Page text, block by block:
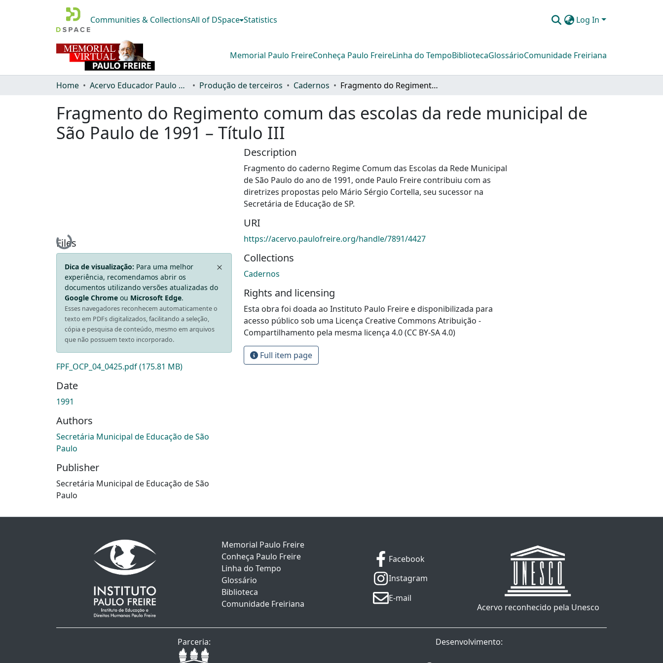
Communities & CollectionsAll of DSpace Statistics Log In
Memorial Paulo FreireConheça Paulo FreireLinha do TempoBibliotecaGlossárioComunidade Freiriana
Home Acervo Educador Paulo Freire Produção de terceiros Cadernos Fragmento do Regimento comum das escolas da rede municipal de São Paulo de 1991 – Título III
Fragmento do Regimento comum das escolas da rede municipal de
São Paulo de 1991 – Título III
Loading...
Files
Dica de visualização: Para uma melhor
experiência, recomendamos abrir os
documentos utilizando versões atualizadas do
Google Chrome ou Microsoft Edge.
Esses navegadores reconhecem automaticamente o
texto em PDFs digitalizados, facilitando a seleção,
cópia e pesquisa de conteúdo, mesmo em arquivos
que não possuem texto incorporado.
FPF_OCP_04_0425.pdf(175.81 MB)
Date
1991
Authors
Secretária Municipal de Educação de São
Paulo
Publisher
Secretária Municipal de Educação de São
Paulo
Description
Fragmento do caderno Regime Comum das Escolas da Rede Municipal
de São Paulo do ano de 1991, onde Paulo Freire contribuiu com as
diretrizes propostas pelo Mário Sérgio Cortella, seu sucessor na
Secretária de Educação de SP.
URI
https://acervo.paulofreire.org/handle/7891/4427
Collections
Cadernos
Rights and licensing
Esta obra foi doada ao Instituto Paulo Freire e disponibilizada para
acesso público sob uma Licença Creative Commons Atribuição -
Compartilhamento pela mesma licença 4.0 (CC BY-SA 4.0)
Full item page
Memorial Paulo Freire
Conheça Paulo Freire
Linha do Tempo
Glossário
Biblioteca
Comunidade Freiriana
Facebook
Instagram
E-mail
Acervo reconhecido pela Unesco
Parceria: Desenvolvimento: